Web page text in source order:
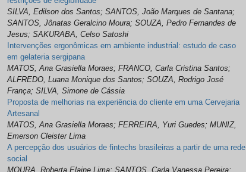
SILVA, Edilson dos Santos; SANTOS, João Marques de Santana;
SANTOS, Jônatas Geralcino Moura; SOUZA, Pedro Fernandes de
Jesus; SAKURABA, Celso Satoshi
Intervenções ergonômicas em ambiente industrial: estudo de caso
em gelateria sergipana
MATOS, Ana Grasiella Moraes; FRANCO, Carla Cristina Santos;
ALFREDO, Luana Monique dos Santos; SOUZA, Rodrigo José
França; SILVA, Simone de Cássia
Proposta de melhorias na experiência do cliente em uma Cervejaria
Artesanal
MATOS, Ana Grasiella Moraes; FERREIRA, Yuri Guedes; MUNIZ,
Emerson Cleister Lima
A percepção dos usuários de fintechs brasileiras a partir de uma rede
social
MOURA, Roberta Elaine Lima; SANTOS, Carla Vanessa Pereira;